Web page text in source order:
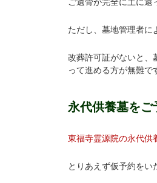
ただし、墓地管理者に
改葬許可証がないと、
って進める方が無難で
永代供養墓を
東福寺霊源院の永代供
とりあえず仮予約をい